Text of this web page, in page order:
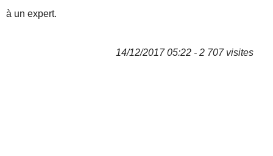
à un expert.
14/12/2017 05:22 - 2 707 visites